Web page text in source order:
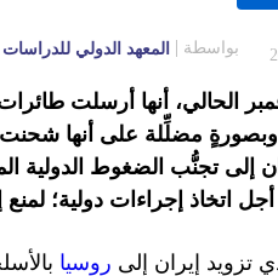
بواسطة المعهد الدولي للدراسات
الحالي، أنها أرسلت
إلى تجنُّب الضغوط الدولية
اتخاذ إجراءات دولية؛
تزويد إيران إلى روسيا